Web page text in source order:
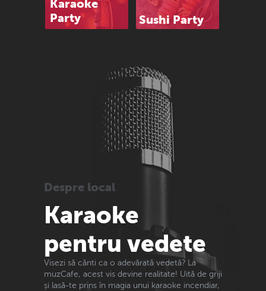
Karaoke
Party
Sushi Party
Karaoke
pentru vedete
Visezi să cânti ca o adevărată vedetă? La
muzCafe, acest vis devine realitate! Uită de griji
și lasă-te prins în magia unui karaoke incendiar,
Despre local